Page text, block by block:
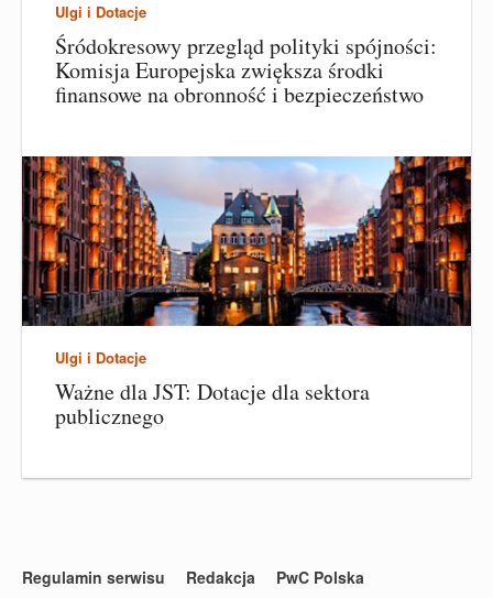
Ulgi i Dotacje
Śródokresowy przegląd polityki spójności:
Komisja Europejska zwiększa środki
finansowe na obronność i bezpieczeństwo
Ulgi i Dotacje
Ważne dla JST: Dotacje dla sektora
publicznego
Regulamin serwisu Redakcja
PwC Polska